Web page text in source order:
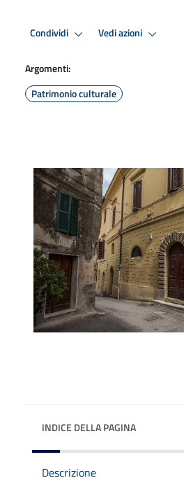
Condividi Vedi azioni
Argomenti:
Patrimonio culturale
INDICE DELLA PAGINA
Descrizione